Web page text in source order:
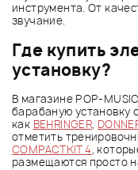
инструмента. От
звучание.
Где купить
установку?
В магазине POP-
барабаную установку
как BEHRINGER,
отметить
COMPACTKIT 4,
размещаются просто